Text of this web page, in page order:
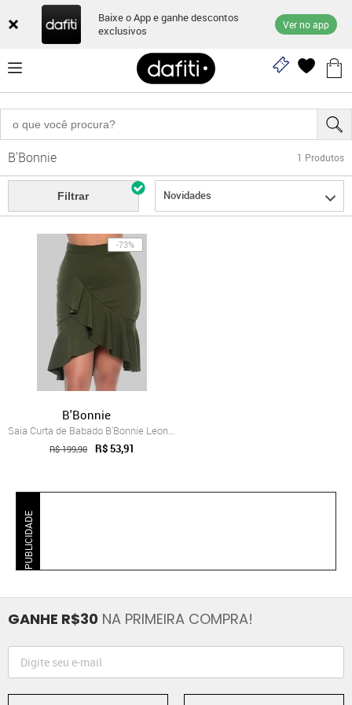
Baixe o App e ganhe descontos
exclusivos
Ver no app
B'Bonnie 1 Produtos
Filtrar Novidades
-73%
B'Bonnie
Saia Curta de Babado B'Bonnie Leonora Ve...
R$ 199,90 R$ 53,91
PUBLICIDADE
GANHE R$30 NA PRIMEIRA COMPRA!